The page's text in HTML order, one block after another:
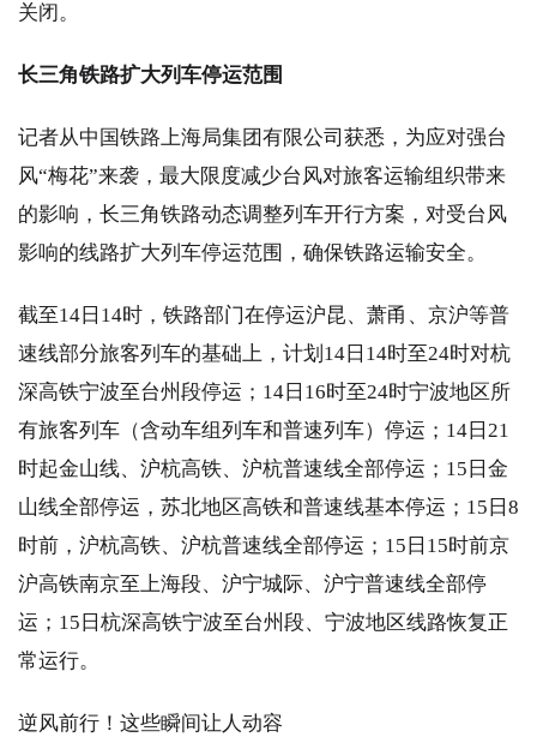
关闭。
长三角铁路扩大列车停运范围
记者从中国铁路上海局集团有限公司获悉，为应对强台
风“梅花”来袭，最大限度减少台风对旅客运输组织带来
的影响，长三角铁路动态调整列车开行方案，对受台风
影响的线路扩大列车停运范围，确保铁路运输安全。
截至14日14时，铁路部门在停运沪昆、萧甬、京沪等普
速线部分旅客列车的基础上，计划14日14时至24时对杭
深高铁宁波至台州段停运；14日16时至24时宁波地区所
有旅客列车（含动车组列车和普速列车）停运；14日21
时起金山线、沪杭高铁、沪杭普速线全部停运；15日金
山线全部停运，苏北地区高铁和普速线基本停运；15日8
时前，沪杭高铁、沪杭普速线全部停运；15日15时前京
沪高铁南京至上海段、沪宁城际、沪宁普速线全部停
运；15日杭深高铁宁波至台州段、宁波地区线路恢复正
常运行。
逆风前行！这些瞬间让人动容